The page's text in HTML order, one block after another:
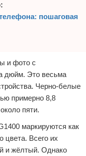
пошаговая
и фото с
дюйм. Это весьма
Черно-белые
примерно 8,8
пяти.
маркируются как
цвета. Всего их
и жёлтый. Однако